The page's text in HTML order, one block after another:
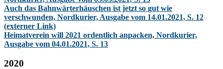
Auch das Bahnwärterhäuschen ist jetzt so gut wie
verschwunden, Nordkurier, Ausgabe vom 14.01.2021, S. 12
(externer Link)
Heimatverein will 2021 ordentlich anpacken, Nordkurier,
Ausgabe vom 04.01.2021, S. 13
2020